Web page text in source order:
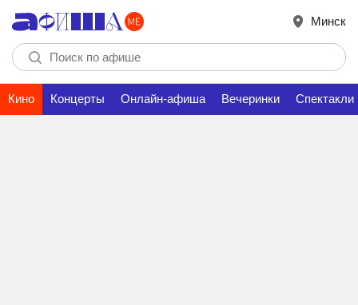
Минск
Кино Концерты Онлайн-афиша Вечеринки Спектакли